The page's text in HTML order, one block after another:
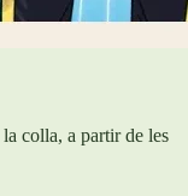
colla, a partir de les